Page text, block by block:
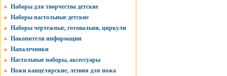
Наборы для творчества детские
Наборы настольные детские
Наборы чертежные, готовальни, циркули
Накопители информации
Напалечники
Настольные наборы, аксессуары
Ножи канцелярские, лезвия для ножа